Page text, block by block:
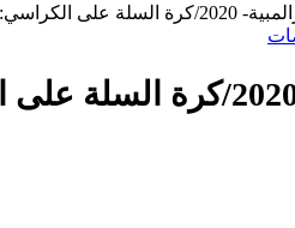
صعبة للمنتخبين الجزائريين